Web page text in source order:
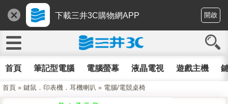
下載三井3C購物網APP 開啟
首頁 筆記型電腦 電腦螢幕 液晶電視 遊戲主機
首頁 » 鍵鼠．印表機．耳機喇叭 » 電腦/電競桌椅